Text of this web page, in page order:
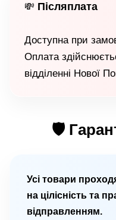
💸 Післяплата
Доступна при
Оплата
відділенні Нової
🛡
Усі товари
на цілісність та
відправленням.